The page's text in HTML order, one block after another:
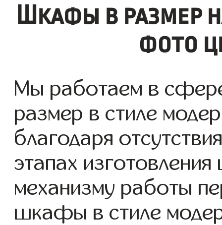
Шкафы в размер
фото
Мы работаем в
размер в стиле
благодаря
этапах
механизму работы
шкафы в стиле